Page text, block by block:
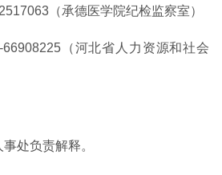
（承德医学院纪检监察室）
（河北省人力资源和社会
处负责解释。